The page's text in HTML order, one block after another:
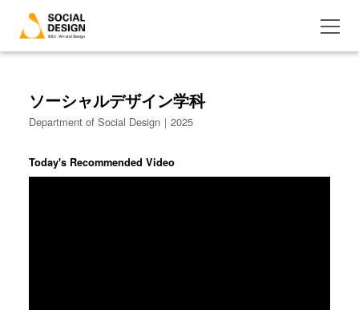
ソーシャルデザイン学科
Department of Social Design｜2025
Today's Recommended Video